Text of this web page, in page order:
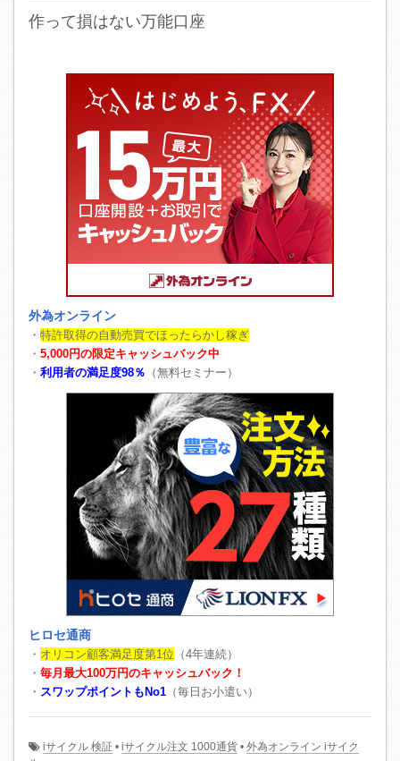
作って損はない万能口座
外為オンライン
・ 特許取得の自動売買でほったらかし稼ぎ
・ 5,000円の限定キャッシュバック中
・ 利用者の満足度98％ （無料セミナー）
ヒロセ通商
・ オリコン顧客満足度第1位 （4年連続）
・ 毎月最大100万円のキャッシュバック！
・ スワップポイントもNo1 （毎日お小遣い）
iサイクル 検証 • iサイクル注文 1000通貨 • 外為オンライン iサイク